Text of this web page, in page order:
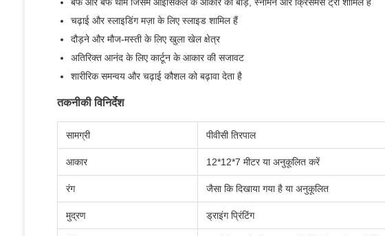
चढ़ाई और स्लाइडिंग मज़ा के लिए स्लाइड शामिल हैं
दौड़ने और मौज-मस्ती के लिए खुला खेल क्षेत्र
अतिरिक्त आनंद के लिए कार्टून के आकार की सजावट
शारीरिक समन्वय और चढ़ाई कौशल को बढ़ावा देता है
तकनीकी विनिर्देश
सामग्री पीवीसी तिरपाल
आकार 12*12*7 मीटर या अनुकूलित करें
रंग जैसा कि दिखाया गया है या अनुकूलित
मुद्रण ड्राइंग प्रिंटिंग